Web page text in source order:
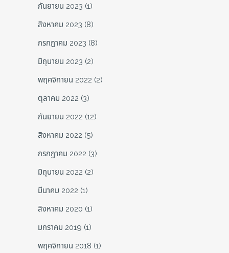
กันยายน 2023 (1)
สิงหาคม 2023 (8)
กรกฎาคม 2023 (8)
มิถุนายน 2023 (2)
พฤศจิกายน 2022 (2)
ตุลาคม 2022 (3)
กันยายน 2022 (12)
สิงหาคม 2022 (5)
กรกฎาคม 2022 (3)
มิถุนายน 2022 (2)
มีนาคม 2022 (1)
สิงหาคม 2020 (1)
มกราคม 2019 (1)
พฤศจิกายน 2018 (1)